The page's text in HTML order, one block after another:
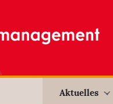
Aktuelles